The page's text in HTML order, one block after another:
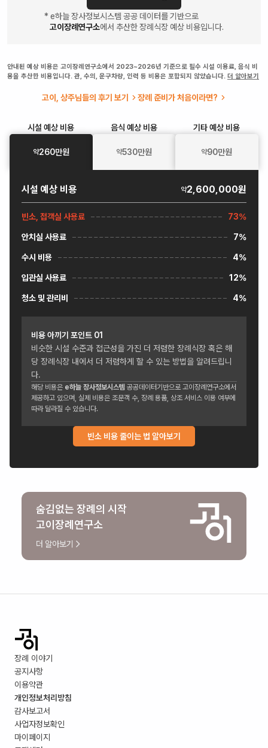
* e하늘 장사정보시스템 공공 데이터를 기반으로
고이장례연구소에서 추산한 장례식장 예상 비용입니다.
안내된 예상 비용은 고이장례연구소에서 2023~2026년 기준으로 필수 시설 이용료, 음식 비
용을 추산한 비용입니다. 관, 수의, 운구차량, 인력 등 비용은 포함되지 않았습니다. 더 알아보기
고이, 상주님들의 후기 보기 장례 준비가 처음이라면?
시설 예상 비용
약260만원
음식 예상 비용
약530만원
기타예상 비용
약90만원
시설 예상 비용 약2,600,000원
빈소, 접객실 사용료 73%
안치실 사용료 7%
수시 비용 4%
입관실 사용료 12%
청소 및 관리비 4%
비용 아끼기 포인트 01
비슷한 시설 수준과 접근성을 가진 더 저렴한 장례식장 혹은 해
당 장례식장 내에서 더 저렴하게 할 수 있는 방법을 알려드립니
다.
해당 비용은 e하늘 장사정보시스템 공공데이터기반으로 고이장례연구소에서
제공하고 있으며, 실제 비용은 조문객 수, 장례 용품, 상조 서비스 이용 여부에
따라 달라질 수 있습니다.
빈소 비용 줄이는 법 알아보기
숨김없는 장례의 시작
고이장례연구소
더 알아보기
장례 이야기
공지사항
이용약관
개인정보처리방침
감사보고서
사업자정보확인
마이페이지